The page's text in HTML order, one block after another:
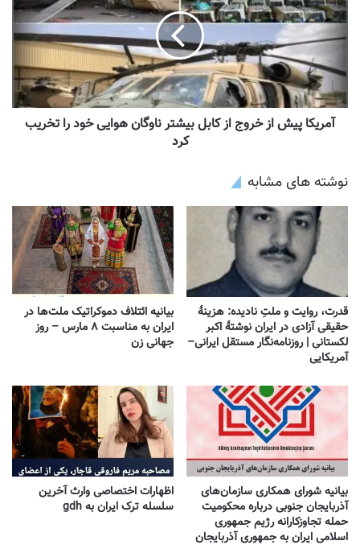
آمریکا پیش از خروج از کابل بیشتر ناوگان هوایی خود را تخریب
کرد
نوشته های مشابه
قدرت، روایت و ملتِ نادیده: هزینهٔ
حقیقی آزادی در ایران نوشتهٔ اکبر
لکستانی | روزنامه‌نگار مستقل ایرانی–
آمریکایی
بیانیه ائتلاف دموکراتیک ملت‌ها در
ایران به مناسبت ۸ مارس – روز
جهانی زن
بیانیه شورای همکاری سازمان‌های
آذربایجان جنوبی درباره محکومیت
حمله تجاوزکارانه رژیم جمهوری
اسلامی ایران به جمهوری آذربایجان
اظهارات اختصاصی وارث آخرین
سلسله ترک ایران به gdh